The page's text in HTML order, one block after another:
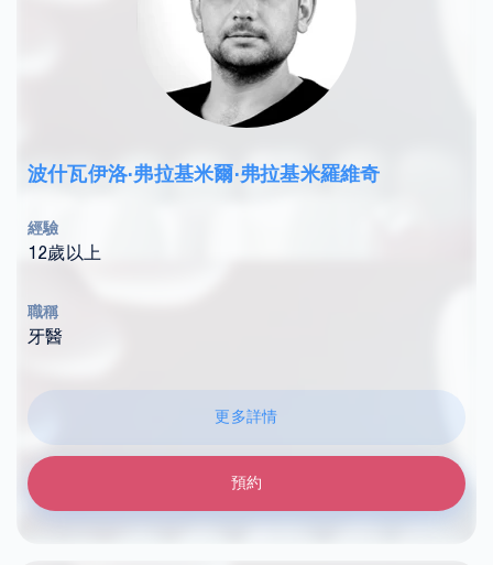
波什瓦伊洛·弗拉基米爾·弗拉基米羅維奇
經驗
12歲以上
職稱
牙醫
更多詳情
預約